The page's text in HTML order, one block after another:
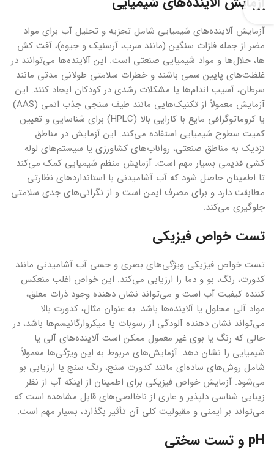
آزمایش آلاینده‌های شیمیایی شامل تجزیه و تحلیل آب برای مواد
مضر از جمله فلزات سنگین (مانند سرب، آرسنیک و جیوه)، آفت کش
ها، حلال‌ها و مواد شیمیایی صنعتی است. این آلاینده‌ها می‌توانند در
غلظت‌های پایین سمی باشند و خطرات سلامتی طولانی مدتی مانند
سرطان، آسیب اندام‌ها یا مشکلات رشدی در کودکان ایجاد کنند. این
آزمایش معمولاً از تکنیک‌هایی مانند طیف سنجی جذب اتمی (AAS)
یا کروماتوگرافی مایع با کارایی بالا (HPLC) برای شناسایی و تعیین
کمیت سطوح شیمیایی استفاده می‌کند. این آزمایش در مناطق
نزدیک به مناطق صنعتی، رواناب‌های کشاورزی یا سیستم‌های لوله
کشی قدیمی بسیار مهم است. آزمایش منظم شیمیایی کمک می‌کند
تا اطمینان حاصل شود که آب آشامیدنی با استانداردهای نظارتی
مطابقت دارد و برای مصرف ایمن است و از نگرانی‌های جدی سلامتی
جلوگیری می‌کند.
تست خواص فیزیکی
تست خواص فیزیکی ویژگی‌های بصری و حسی آب آشامیدنی مانند
کدورت، رنگ، بو و دما را ارزیابی می‌کند. این خواص اغلب منعکس
کننده کیفیت آب است و می‌تواند نشان دهنده وجود ذرات معلق،
مواد آلی محلول یا آلاینده‌ها باشد. به عنوان مثال، کدورت بالا
می‌تواند نشان دهنده آلودگی از رسوبات یا میکروارگانیسم‌ها باشد، در
حالی که رنگ یا بوی غیر معمول ممکن است آلاینده‌های آلی یا
شیمیایی را نشان دهد. آزمایش‌های مربوط به این ویژگی‌ها معمولاً
شامل روش‌های ساده‌ای مانند کدورت سنج، رنگ سنج یا ارزیابی بو
می‌شود. آزمایش خواص فیزیکی برای اطمینان از اینکه آب از نظر
زیبایی شناسی دلپذیر و عاری از ناخالصی‌های قابل مشاهده است که
می‌تواند بر ایمنی و مقبولیت کلی آن تأثیر بگذارد، بسیار مهم است.
pH و تست سختی